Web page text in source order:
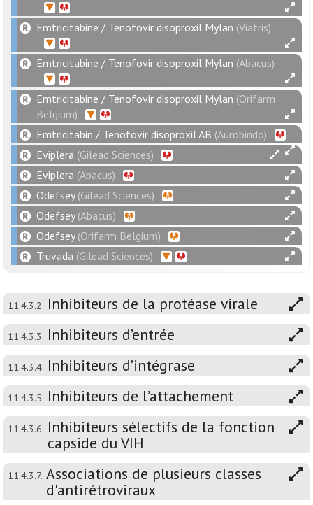
Emtricitabine / Tenofovir disoproxil Mylan (Viatris)
Emtricitabine / Tenofovir disoproxil Mylan (Abacus)
Emtricitabine / Tenofovir disoproxil Mylan (Orifarm
Belgium)
Emtricitabin / Tenofovir disoproxil AB (Aurobindo)
Eviplera (Gilead Sciences)
Eviplera (Abacus)
Odefsey(Gilead Sciences)
Odefsey(Abacus)
Odefsey(Orifarm Belgium)
Truvada (Gilead Sciences)
11.4.3.2. Inhibiteurs de la protéase virale
11.4.3.3. Inhibiteurs d’entrée
11.4.3.4. Inhibiteurs d’intégrase
11.4.3.5. Inhibiteurs de l’attachement
11.4.3.6. Inhibiteurs sélectifs de la fonction
capside du VIH
11.4.3.7. Associations de plusieurs classes
d'antirétroviraux